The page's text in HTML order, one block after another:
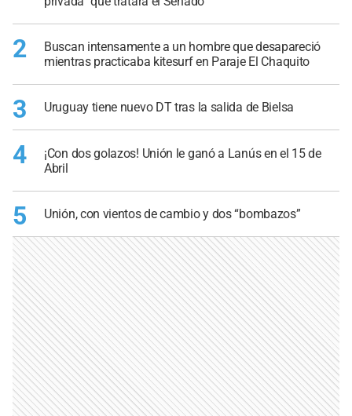
2
Buscan intensamente a un hombre que desapareció
mientras practicaba kitesurf en Paraje El Chaquito
3 Uruguay tiene nuevo DT tras la salida de Bielsa
4
¡Con dos golazos! Unión le ganó a Lanús en el 15 de
Abril
5 Unión, con vientos de cambio y dos “bombazos”